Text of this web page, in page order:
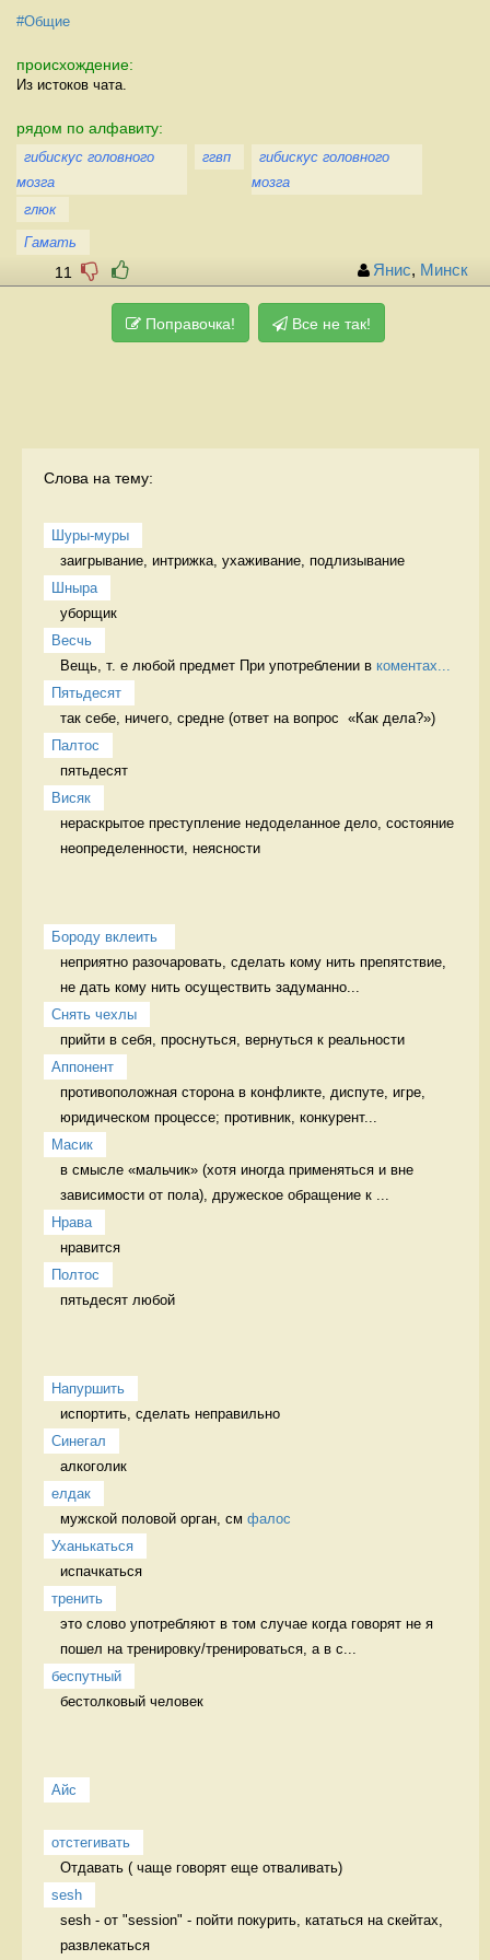
#Общие
происхождение:
Из истоков чата.
рядом по алфавиту:
гибискус головного
мозга
ггвп
гибискус головного
мозга
глюк
Гамать
11 Янис, Минск
Поправочка! Все не так!
Слова на тему:
Шуры-муры
заигрывание, интрижка, ухаживание, подлизывание
Шныра
уборщик
Весчь
Вещь, т. е любой предмет При употреблении в коментах...
Пятьдесят
так себе, ничего, средне (ответ на вопрос  «Как дела?»)
Палтос
пятьдесят
Висяк
нераскрытое преступление недоделанное дело, состояние
неопределенности, неясности
Бороду вклеить
неприятно разочаровать, сделать кому нить препятствие,
не дать кому нить осуществить задуманно...
Снять чехлы
прийти в себя, проснуться, вернуться к реальности
Аппонент
противоположная сторона в конфликте, диспуте, игре,
юридическом процессе; противник, конкурент...
Масик
в смысле «мальчик» (хотя иногда применяться и вне
зависимости от пола), дружеское обращение к ...
Нрава
нравится
Полтос
пятьдесят любой
Напуршить
испортить, сделать неправильно
Синегал
алкоголик
елдак
мужской половой орган, см фалос
Уханькаться
испачкаться
тренить
это слово употребляют в том случае когда говорят не я
пошел на тренировку/тренироваться, а в с...
беспутный
бестолковый человек
Айс
отстегивать
Отдавать ( чаще говорят еще отваливать)
sesh
sesh - от "session" - пойти покурить, кататься на скейтах,
развлекаться